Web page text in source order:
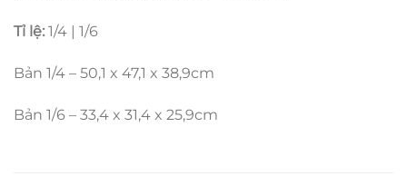
Tỉ lệ: 1/4 | 1/6
Bản 1/4 – 50,1 x 47,1 x 38,9cm
Bản 1/6 – 33,4 x 31,4 x 25,9cm